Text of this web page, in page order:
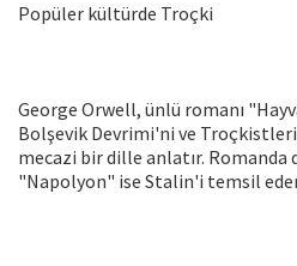
Popüler kültürde Troçki
George Orwell, ünlü romanı
Bolşevik Devrimi'ni ve
mecazi bir dille anlatır.
"Napolyon" ise Stalin'i temsil